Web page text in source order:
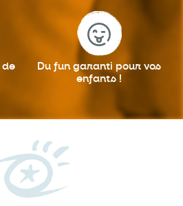
de
Du fun garanti pour vos
enfants !